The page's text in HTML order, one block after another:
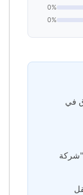
0%
0%
في